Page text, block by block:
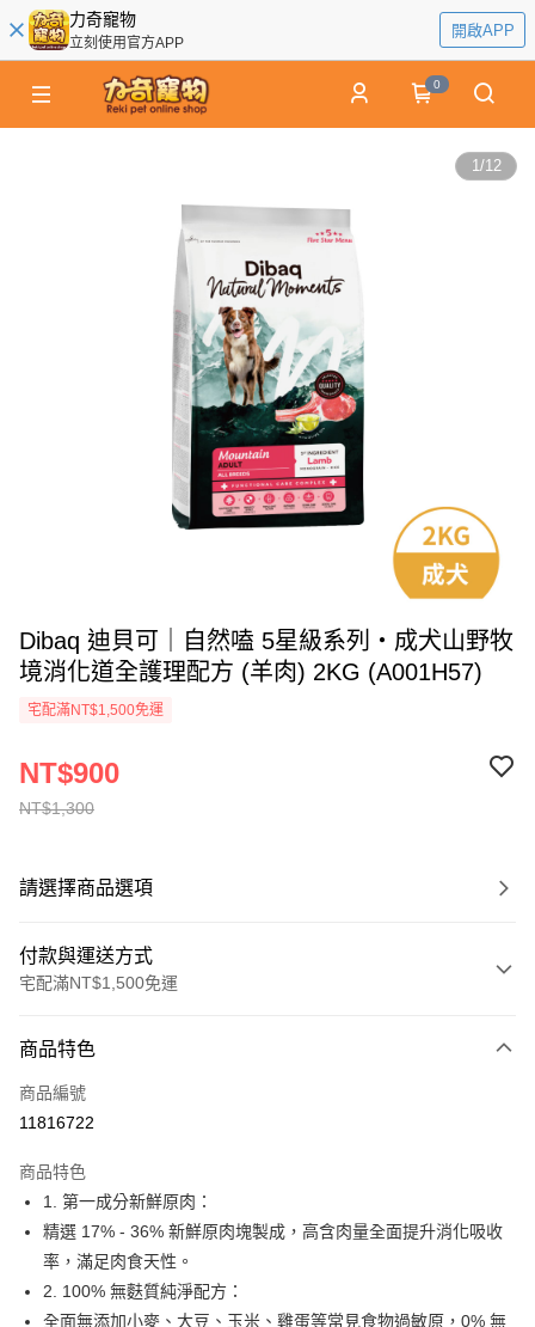
力奇寵物
立刻使用官方APP
開啟APP
0
1/12
Dibaq 迪貝可｜自然嗑 5星級系列・成犬山野牧
境消化道全護理配方 (羊肉) 2KG (A001H57)
宅配滿NT$1,500免運
NT$1,300
NT$900
請選擇商品選項
付款與運送方式
宅配滿NT$1,500免運
信用卡一次付款
LINE Pay
悠遊付
AFTEE先享後付
相關說明
【關於「AFTEE先享後付」】
AFTEE先享後付是「在收到商品之後才付款」的支付方式。 讓您購物簡單
ATM付款
商品特色
商品編號
11816722
商品特色
1. 第一成分新鮮原肉：
精選 17% - 36% 新鮮原肉塊製成，高含肉量全面提升消化吸收
率，滿足肉食天性。
2. 100% 無麩質純淨配方：
全面無添加小麥、大豆、玉米、雞蛋等常見食物過敏原，0% 無